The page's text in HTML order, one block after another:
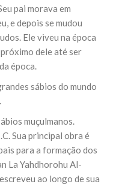
pai morava em
e depois se mudou
Ele viveu na época
dele até ser
época.
sábios do mundo
muçulmanos.
Sua principal obra é
para a formação dos
La Yahdhorohu Al-
ao longo de sua